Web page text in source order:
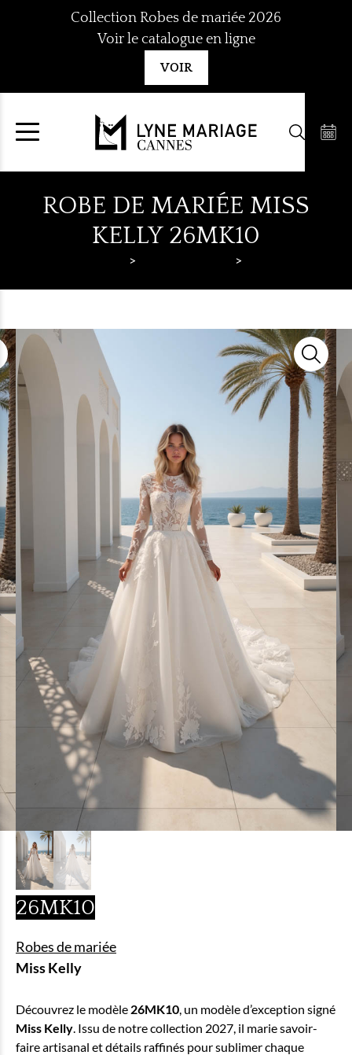
Collection Robes de mariée 2026
Voir le catalogue en ligne
VOIR
ROBE DE MARIÉE MISS
KELLY 26MK10
26MK10
Robes de mariée
Miss Kelly
Découvrez le modèle 26MK10, un modèle d’exception signé
Miss Kelly. Issu de notre collection 2027, il marie savoir-
faire artisanal et détails raffinés pour sublimer chaque